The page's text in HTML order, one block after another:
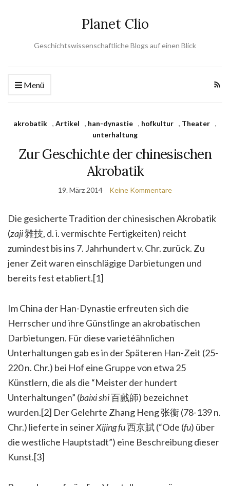
Planet Clio
Geschichtswissenschaftliche Blogs auf einen Blick
Menü
akrobatik , Artikel , han-dynastie , hofkultur , Theater ,
unterhaltung
Zur Geschichte der chinesischen
Akrobatik
19. März 2014 Keine Kommentare
Die gesicherte Tradition der chinesischen Akrobatik
(zaji雜技, d. i. vermischte Fertigkeiten) reicht
zumindest bis ins 7. Jahrhundert v. Chr. zurück. Zu
jener Zeit waren einschlägige Darbietungen und
bereits fest etabliert.[1]
Im China der Han-Dynastie erfreuten sich die
Herrscher und ihre Günstlinge an akrobatischen
Darbietungen. Für diese varietéähnlichen
Unterhaltungen gab es in der Späteren Han-Zeit (25-
220 n. Chr.) bei Hof eine Gruppe von etwa 25
Künstlern, die als die “Meister der hundert
Unterhaltungen” (baixi shi百戲師) bezeichnet
wurden.[2] Der Gelehrte Zhang Heng 张衡 (78-139 n.
Chr.) lieferte in seinerXijing fu西京賦 (“Ode (fu) über
die westliche Hauptstadt”) eine Beschreibung dieser
Kunst.[3]